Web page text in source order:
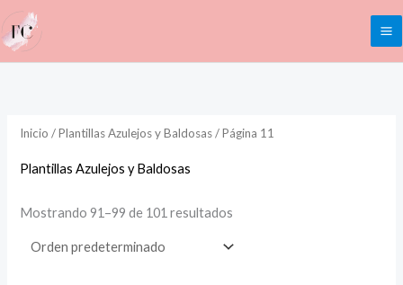
al
contenido
Inicio /Plantillas Azulejos y Baldosas/ Página 11
Plantillas Azulejos y Baldosas
Mostrando 91–99 de 101 resultados